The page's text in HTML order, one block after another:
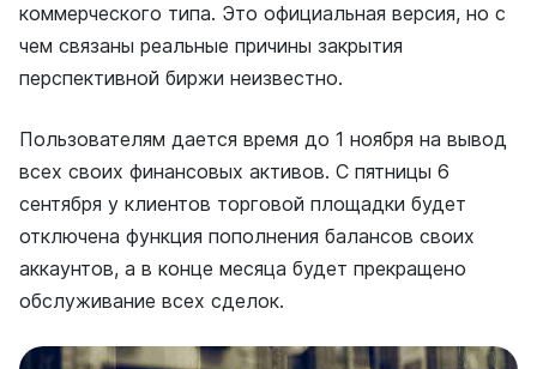
коммерческого типа. Это официальная версия, но с
чем связаны реальные причины закрытия
перспективной биржи неизвестно.
Пользователям дается время до 1 ноября на вывод
всех своих финансовых активов. С пятницы 6
сентября у клиентов торговой площадки будет
отключена функция пополнения балансов своих
аккаунтов, а в конце месяца будет прекращено
обслуживание всех сделок.